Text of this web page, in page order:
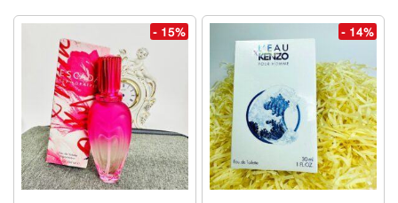
- 15% - 14%